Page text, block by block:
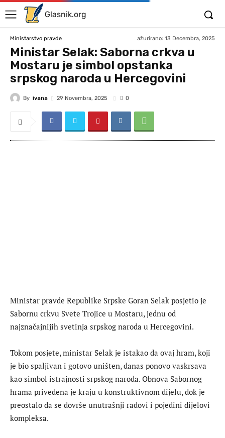
Glasnik.org
Ministarstvo pravde ažurirano: 13 Decembra, 2025
Ministar Selak: Saborna crkva u
Mostaru je simbol opstanka
srpskog naroda u Hercegovini
By ivana 29 Novembra, 2025 0
Ministar pravde Republike Srpske Goran Selak posjetio je
Sabornu crkvu Svete Trojice u Mostaru, jednu od
najznačajnijih svetinja srpskog naroda u Hercegovini.
Tokom posjete, ministar Selak je istakao da ovaj hram, koji
je bio spaljivan i gotovo uništen, danas ponovo vaskrsava
kao simbol istrajnosti srpskog naroda. Obnova Sabornog
hrama privedena je kraju u konstruktivnom dijelu, dok je
preostalo da se dovrše unutrašnji radovi i pojedini dijelovi
kompleksa.